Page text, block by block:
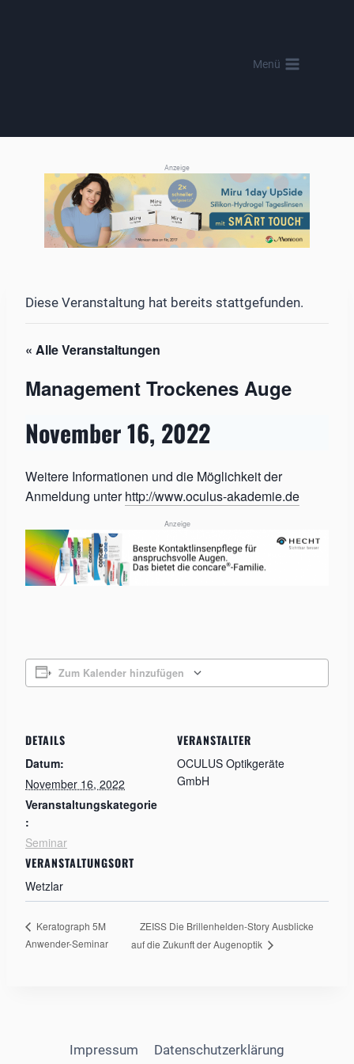
Menü
Anzeige
Diese Veranstaltung hat bereits stattgefunden.
« Alle Veranstaltungen
Management Trockenes Auge
November 16, 2022
Weitere Informationen und die Möglichkeit der
Anmeldung unterhttp://www.oculus-akademie.de
Anzeige
Zum Kalender hinzufügen
DETAILS
Datum:
November 16, 2022
Veranstaltungskategorie
:
Seminar
VERANSTALTUNGSORT
Wetzlar
VERANSTALTER
OCULUS Optikgeräte
GmbH
Keratograph 5M
Anwender-Seminar
ZEISS Die Brillenhelden-Story Ausblicke
auf die Zukunft der Augenoptik
Impressum Datenschutzerklärung